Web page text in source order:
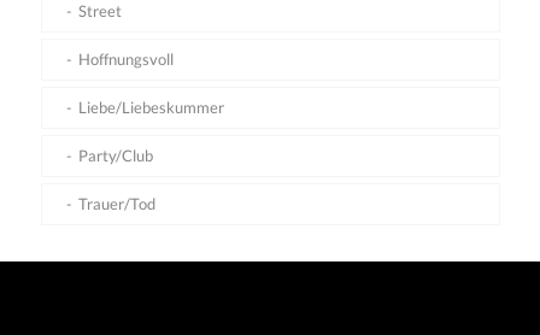
Street
Hoffnungsvoll
Liebe/Liebeskummer
Party/Club
Trauer/Tod